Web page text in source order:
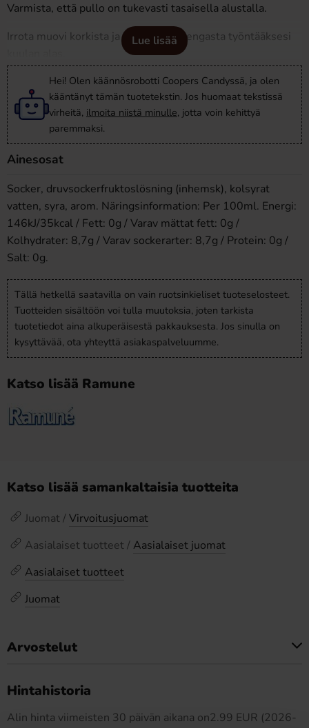
Varmista, että pullo on tukevasti tasaisella alustalla.
Irrota muovi korkista ja käytä muovirengasta työntääksesi
Pidä rengasta paikallaan muutaman sekunnin ajan kuulan
pudottua alas.
Lue lisää
Hei! Olen käännösrobotti Coopers Candyssä, ja olen
kääntänyt tämän tuotetekstin. Jos huomaat tekstissä
virheitä, ilmoita niistä minulle, jotta voin kehittyä
paremmaksi.
Ainesosat
Socker, druvsockerfruktoslösning (inhemsk), kolsyrat
vatten, syra, arom. Näringsinformation: Per 100ml. Energi:
146kJ/35kcal / Fett: 0g / Varav mättat fett: 0g /
Kolhydrater: 8,7g / Varav sockerarter: 8,7g / Protein: 0g /
Salt: 0g.
Tällä hetkellä saatavilla on vain ruotsinkieliset tuoteselosteet.
Tuotteiden sisältöön voi tulla muutoksia, joten tarkista
tuotetiedot aina alkuperäisestä pakkauksesta. Jos sinulla on
kysyttävää, ota yhteyttä asiakaspalveluumme.
Katso lisää Ramune
Katso lisää samankaltaisia tuotteita
Juomat / Virvoitusjuomat
Aasialaiset tuotteet / Aasialaiset juomat
Aasialaiset tuotteet
Juomat
Arvostelut
Hintahistoria
Alin hinta viimeisten 30 päivän aikana on2.99 EUR (2026-